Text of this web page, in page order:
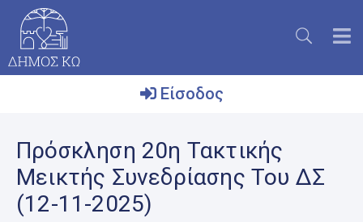
Δήμος
Το
Νησί
Είσοδος
Πρόσκληση 20η Τακτικής
Μεικτής Συνεδρίασης Του ΔΣ
(12-11-2025)